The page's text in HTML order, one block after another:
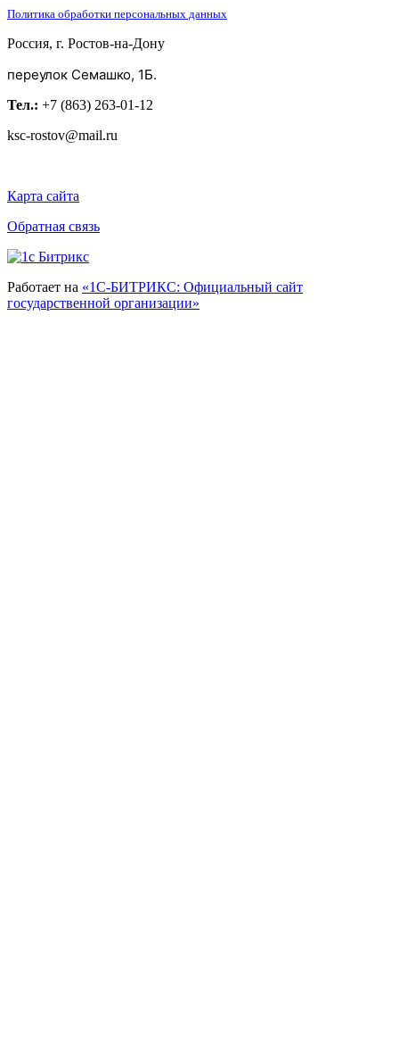
Политика обработки персональных данных
Россия, г. Ростов-на-Дону
переулок Семашко, 1Б.
Тел.: +7 (863) 263-01-12
ksc-rostov@mail.ru
Карта сайта
Обратная связь
Работает на «1С-БИТРИКС: Официальный сайт
государственной организации»